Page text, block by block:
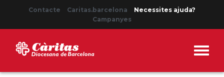
Contacte Caritas.barcelona
Necessites ajuda?
Campanyes